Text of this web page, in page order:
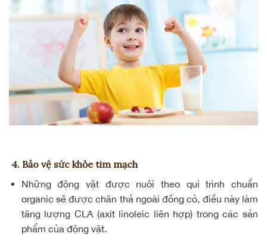
4. Bảo vệ sức khỏe tim mạch
Những động vật được nuôi theo qui trình chuẩn
organic sẽ được chăn thả ngoài đồng cỏ, điều này làm
tăng lượng CLA (axit linoleic liên hợp) trong các sản
phẩm của động vật.